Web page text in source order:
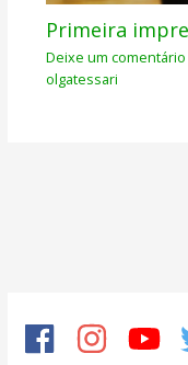
Primeira
Deixe um comentário
olgatessari